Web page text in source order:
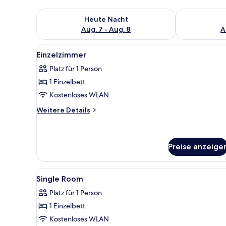
Heute Nacht
Aug. 7 - Aug. 8
Überprüfe die Verfügbarkeit für heute Nacht, Aug. 7
Überprüfe
Alle
Fotos
für
Einzelzimmer
anzeigen
Einzelzimmer | Zimmersafe,
4
Einzelzimmer
Platz für 1 Person
1 Einzelbett
Kostenloses WLAN
Weitere Details
Weitere
Preise
Alle
Fotos
für
Single
Room
Ein Hotelzimmer mit Bett,
4
Single Room
Platz für 1 Person
1 Einzelbett
Kostenloses WLAN